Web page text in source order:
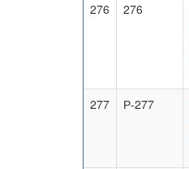
276 276
277 Р-277